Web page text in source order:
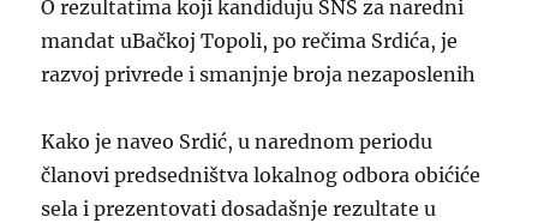
O rezultatima koji kandiduju SNS za naredni
mandat uBačkoj Topoli, po rečima Srdića, je
razvoj privrede i smanjnje broja nezaposlenih
Kako je naveo Srdić, u narednom periodu
članovi predsedništva lokalnog odbora obićiće
sela i prezentovati dosadašnje rezultate u